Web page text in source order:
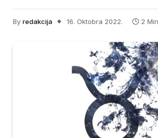
By redakcija 16. Oktobra 2022. 2